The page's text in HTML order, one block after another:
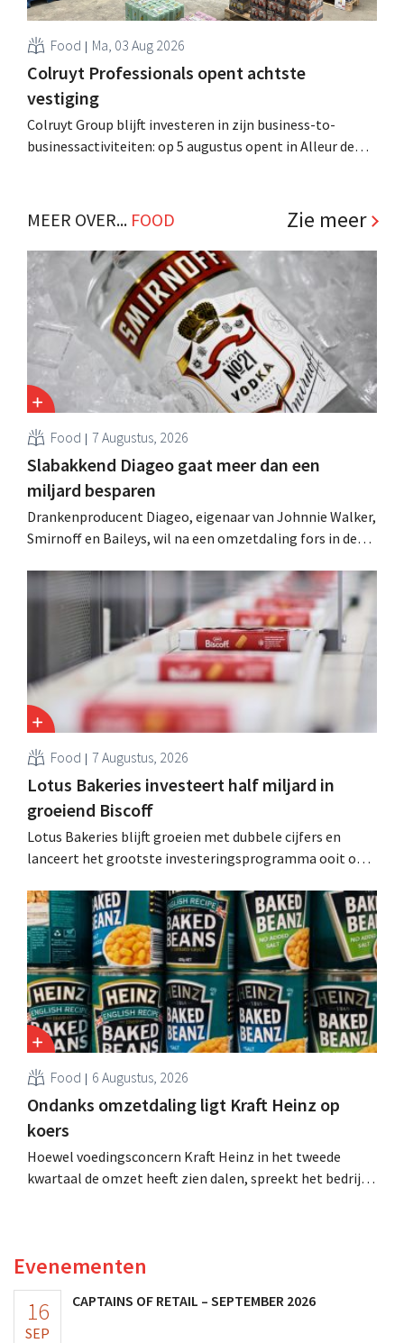
Food Ma, 03 Aug 2026
Colruyt Professionals opent achtste
vestiging
Colruyt Group blijft investeren in zijn business-to-
businessactiviteiten: op 5 augustus opent in Alleur de
klanten. .
MEER OVER... FOOD Zie meer
Food 7 Augustus, 2026
Slabakkend Diageo gaat meer dan een
miljard besparen
Drankenproducent Diageo, eigenaar van Johnnie Walker,
Smirnoff en Baileys, wil na een omzetdaling fors in de
andere Guiness en voorgemixte cocktails.
Food 7 Augustus, 2026
Lotus Bakeries investeert half miljard in
groeiend Biscoff
Lotus Bakeries blijft groeien met dubbele cijfers en
lanceert het grootste investeringsprogramma ooit om
moeten dit momentum grijpen”.
Food 6 Augustus, 2026
Ondanks omzetdaling ligt Kraft Heinz op
koers
Hoewel voedingsconcern Kraft Heinz in het tweede
kwartaal de omzet heeft zien dalen, spreekt het bedrijf
Evenementen
16
SEP
CAPTAINS OF RETAIL – SEPTEMBER 2026